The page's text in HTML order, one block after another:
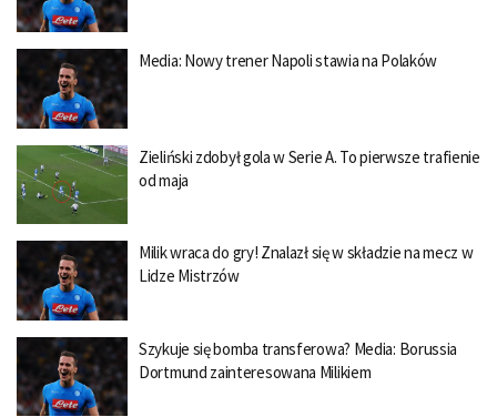
Media: Nowy trener Napoli stawia na Polaków
Zieliński zdobył gola w Serie A. To pierwsze trafienie
od maja
Milik wraca do gry! Znalazł się w składzie na mecz w
Lidze Mistrzów
Szykuje się bomba transferowa? Media: Borussia
Dortmund zainteresowana Milikiem